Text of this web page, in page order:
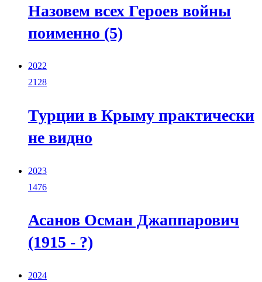
Назовем всех Героев войны
поименно (5)
2022
2128
Турции в Крыму практически
не видно
2023
1476
Асанов Осман Джаппарович
(1915 - ?)
2024